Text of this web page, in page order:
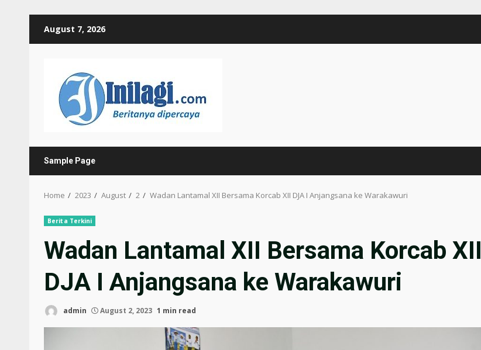
August 7, 2026
Sample Page
Home 2023 August 2 Wadan Lantamal XII Bersama Korcab XII DJA I Anjangsana ke Warakawuri
Berita Terkini
Wadan Lantamal XII Bersama Korcab XII
DJA I Anjangsana ke Warakawuri
admin August 2, 2023 1 min read